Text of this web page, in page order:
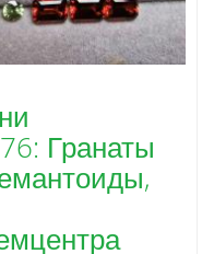
Гранаты